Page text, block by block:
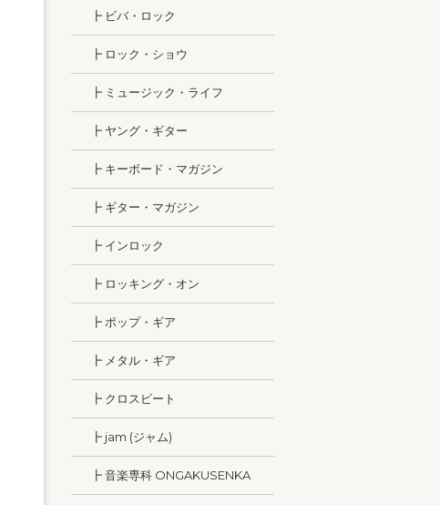
┣ ビバ・ロック
┣ ロック・ショウ
┣ ミュージック・ライフ
┣ ヤング・ギター
┣ キーボード・マガジン
┣ ギター・マガジン
┣ インロック
┣ ロッキング・オン
┣ ポップ・ギア
┣ メタル・ギア
┣ クロスビート
┣ jam (ジャム)
┣ 音楽専科 ONGAKUSENKA